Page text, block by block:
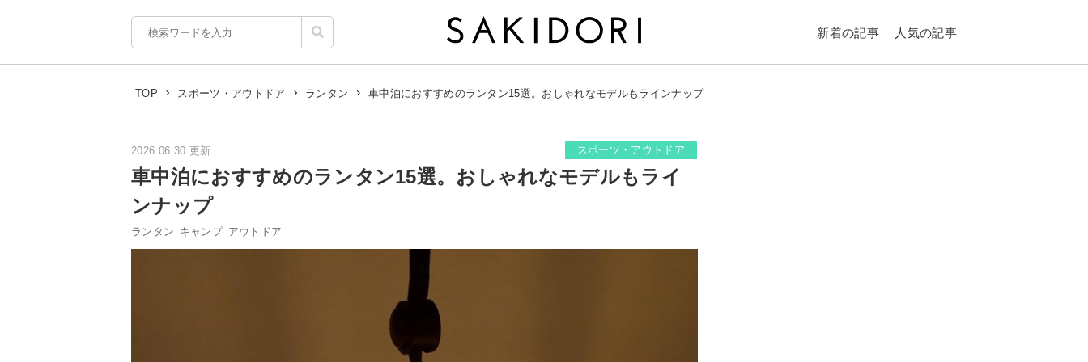
新着の記事 人気の記事
TOP スポーツ・アウトドア ランタン 車中泊におすすめのランタン15選。おしゃれなモデルもラインナップ
2026.06.30 更新 スポーツ・アウトドア
車中泊におすすめのランタン15選。おしゃれなモデルもライ
ンナップ
ランタン キャンプ アウトドア